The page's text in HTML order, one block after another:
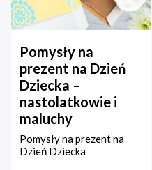
Pomysły na
prezent na Dzień
Dziecka –
nastolatkowie i
maluchy
Pomysły na prezent na
Dzień Dziecka